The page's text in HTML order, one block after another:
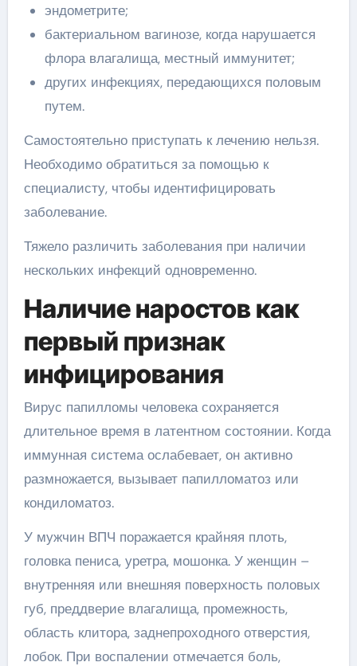
эндометрите;
бактериальном вагинозе, когда нарушается
флора влагалища, местный иммунитет;
других инфекциях, передающихся половым
путем.
Самостоятельно приступать к лечению нельзя.
Необходимо обратиться за помощью к
специалисту, чтобы идентифицировать
заболевание.
Тяжело различить заболевания при наличии
нескольких инфекций одновременно.
Наличие наростов как
первый признак
инфицирования
Вирус папилломы человека сохраняется
длительное время в латентном состоянии. Когда
иммунная система ослабевает, он активно
размножается, вызывает папилломатоз или
кондиломатоз.
У мужчин ВПЧ поражается крайняя плоть,
головка пениса, уретра, мошонка. У женщин –
внутренняя или внешняя поверхность половых
губ, преддверие влагалища, промежность,
область клитора, заднепроходного отверстия,
лобок. При воспалении отмечается боль,